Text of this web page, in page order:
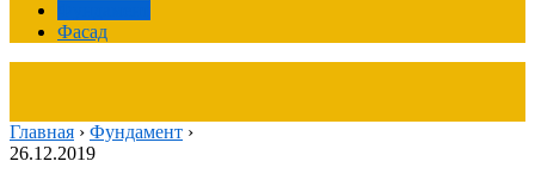
Фасад
Главная › Фундамент ›
26.12.2019